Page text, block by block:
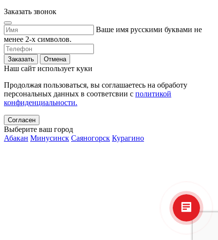
Заказать звонок
Ваше имя русскими буквами не
менее 2-х символов.
Заказать Отмена
Наш сайт использует куки
Продолжая пользоваться, вы соглашаетесь на обработу
персональных данных в соответсвии с политикой
конфиденциальности.
Согласен
Выберите ваш город
Абакан Минусинск Саяногорск Курагино